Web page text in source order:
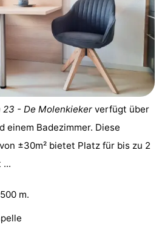
23 - De Molenkieker verfügt über
einem Badezimmer. Diese
±30m² bietet Platz für bis zu 2
...
m.